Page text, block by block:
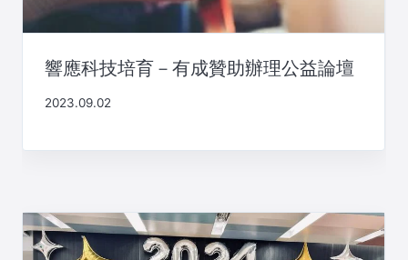
響應科技培育－有成贊助辦理公益論壇
2023.09.02